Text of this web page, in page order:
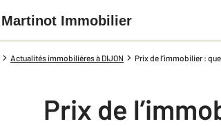
Martinot Immobilier
Actualités immobilières à DIJON Prix de l’immobilier :
Prix de